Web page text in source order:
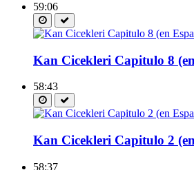
59:06
Kan Cicekleri Capitulo 8
58:43
Kan Cicekleri Capitulo 2
58:37